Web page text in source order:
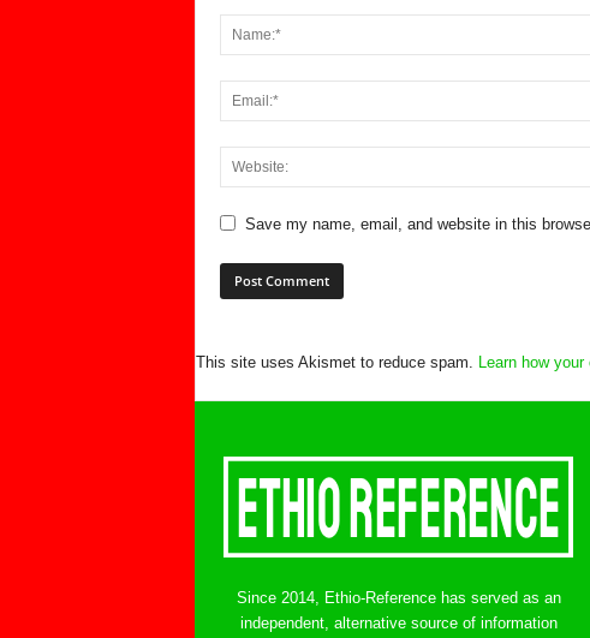
Save my name, email, and website in this
This site uses Akismet to reduce spam. Learn how
Since 2014, Ethio-Reference has served as an
independent, alternative source of information